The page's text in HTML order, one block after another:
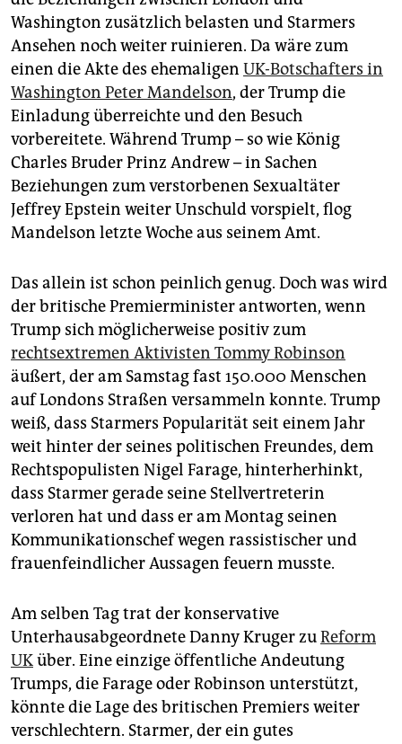
Washington zusätzlich belasten und Starmers
Ansehen noch weiter ruinieren. Da wäre zum
einen die Akte des ehemaligen UK-Botschafters in
Washington Peter Mandelson, der Trump die
Einladung überreichte und den Besuch
vorbereitete. Während Trump – so wie König
Charles Bruder Prinz Andrew – in Sachen
Beziehungen zum verstorbenen Sexualtäter
Jeffrey Epstein weiter Unschuld vorspielt, flog
Mandelson letzte Woche aus seinem Amt.
Das allein ist schon peinlich genug. Doch was wird
der britische Premierminister antworten, wenn
Trump sich möglicherweise positiv zum
rechtsextremen Aktivisten Tommy Robinson
äußert, der am Samstag fast 150.000 Menschen
auf Londons Straßen versammeln konnte. Trump
weiß, dass Starmers Popularität seit einem Jahr
weit hinter der seines politischen Freundes, dem
Rechtspopulisten Nigel Farage, hinterherhinkt,
dass Starmer gerade seine Stellvertreterin
verloren hat und dass er am Montag seinen
Kommunikationschef wegen rassistischer und
frauenfeindlicher Aussagen feuern musste.
Am selben Tag trat der konservative
Unterhausabgeordnete Danny Kruger zuReform
UKüber. Eine einzige öffentliche Andeutung
Trumps, die Farage oder Robinson unterstützt,
könnte die Lage des britischen Premiers weiter
verschlechtern. Starmer, der ein gutes